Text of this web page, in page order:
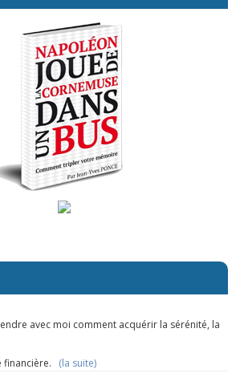
avec moi comment acquérir la sérénité, la
financière. (la suite)